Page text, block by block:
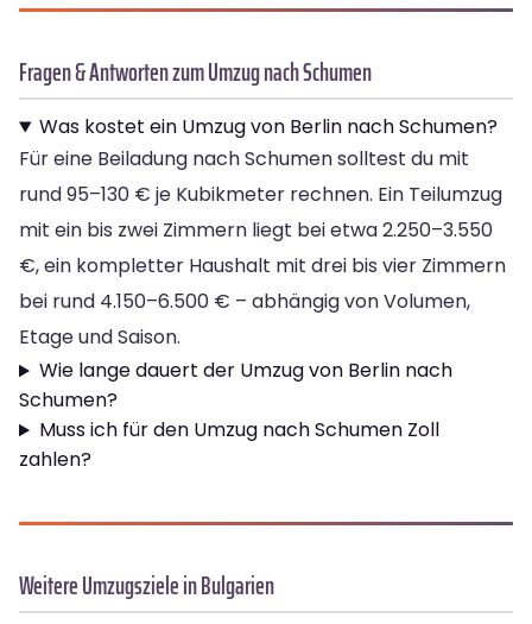
Fragen & Antworten zum Umzug nach Schumen
Was kostet ein Umzug von Berlin nach Schumen?
Für eine Beiladung nach Schumen solltest du mit
rund 95–130 € je Kubikmeter rechnen. Ein Teilumzug
mit ein bis zwei Zimmern liegt bei etwa 2.250–3.550
€, ein kompletter Haushalt mit drei bis vier Zimmern
bei rund 4.150–6.500 € – abhängig von Volumen,
Etage und Saison.
Wie lange dauert der Umzug von Berlin nach
Schumen?
Muss ich für den Umzug nach Schumen Zoll
zahlen?
Weitere Umzugsziele in Bulgarien